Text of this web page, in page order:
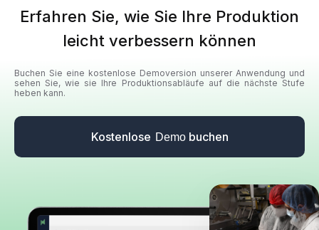
Erfahren Sie, wie Sie Ihre Produktion
leicht verbessern können
Buchen Sie eine kostenlose Demoversion unserer Anwendung und
sehen Sie, wie sie Ihre Produktionsabläufe auf die nächste Stufe
heben kann.
Kostenlose Demobuchen